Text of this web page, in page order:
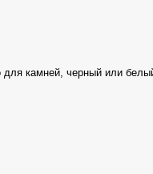
для камней, черный или